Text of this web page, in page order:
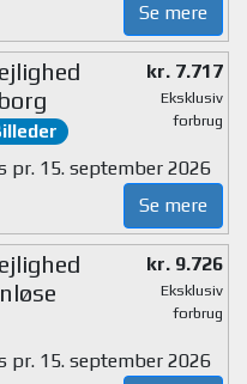
Se mere
kr. 7.717
Eksklusiv
forbrug
pr. 15. september 2026
Se mere
kr. 9.726
Eksklusiv
forbrug
pr. 15. september 2026